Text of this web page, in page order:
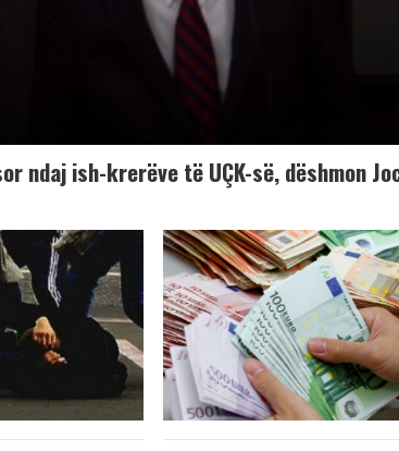
ndaj ish-krerëve të UÇK-së, dëshmon